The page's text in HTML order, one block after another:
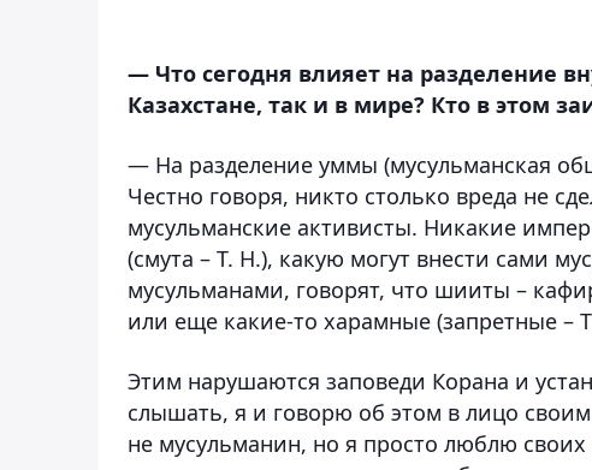
— Что сегодня влияет на разделение
Казахстане, так и в мире? Кто в этом
— На разделение уммы (мусульманская
Честно говоря, никто столько вреда не
мусульманские активисты. Никакие
(смута – Т. Н.), какую могут внести сами
мусульманами, говорят, что шииты –
или еще какие-то харамные (запретные –
Этим нарушаются заповеди Корана и
слышать, я и говорю об этом в лицо
не мусульманин, но я просто люблю